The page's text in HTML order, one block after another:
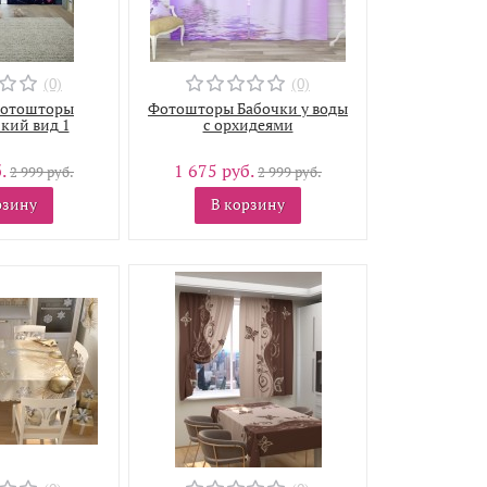
(0)
вид 1
2 999 руб.
(0)
Фотошторы Бабочки у воды
с орхидеями
1 675 руб.2 999 руб.
В корзину